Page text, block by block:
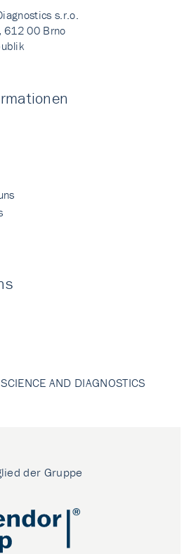
s.r.o.
612 00 Brno
AND DIAGNOSTICS
der Gruppe